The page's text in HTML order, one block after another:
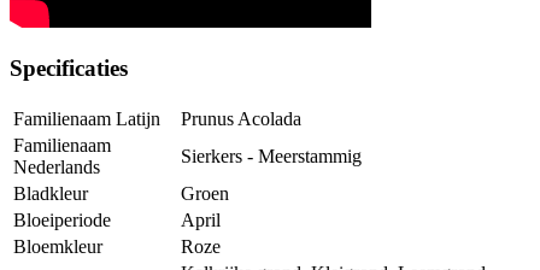
Specificaties
Familienaam Latijn
Prunus Acolada
Familienaam
Nederlands
Sierkers - Meerstammig
Bladkleur
Groen
Bloeiperiode
April
Bloemkleur
Roze